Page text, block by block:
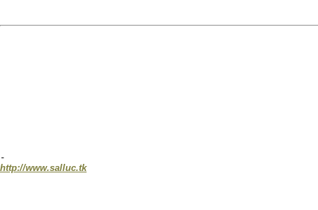
-
http://www.salluc.tk